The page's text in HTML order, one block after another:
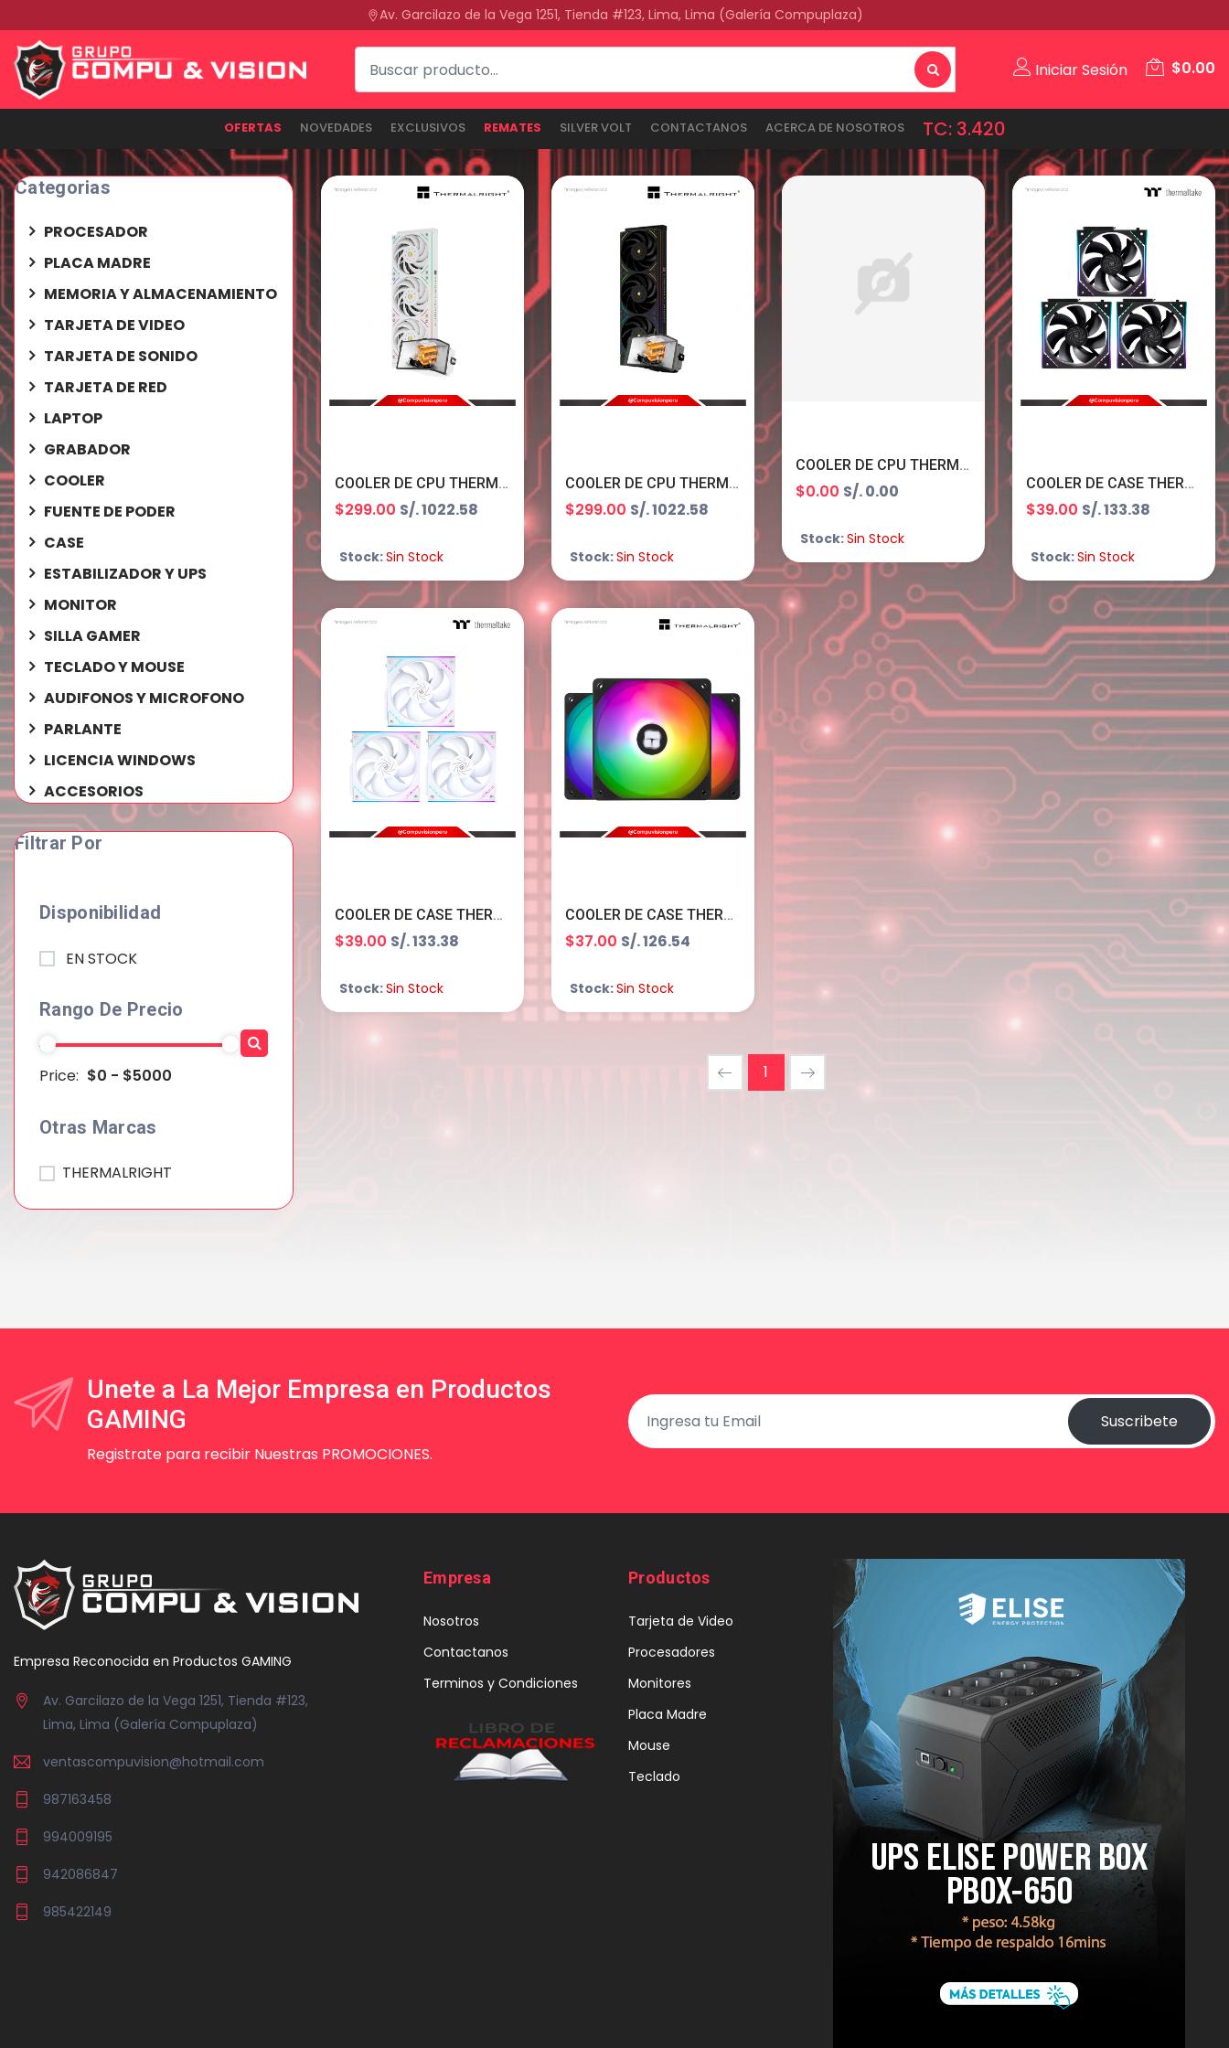
Av. Garcilazo de la Vega 1251, Tienda #123, Lima, Lima (Galería Compuplaza)
Iniciar Sesión $0.00
OFERTAS NOVEDADES EXCLUSIVOS REMATES SILVER VOLT CONTACTANOS ACERCA DE NOSOTROS TC: 3.420
COOLER DE CPU THERMALRIGHT WONDER VISION 360 UB ARGB WHITE AMOLED WV360 UB ARGB BLANCO B0FD3ZBH6N
$299.00 S/. 1022.58
Stock:Sin Stock
COOLER DE CPU THERMALRIGHT WONDER VISION 360 UB ARGB BLACK AMOLED WV360 UB ARGB BLANCO B0FD7HZSSY WV360 UB ARGB NEGRO
$299.00 S/. 1022.58
Stock:Sin Stock
COOLER DE CPU THERMALRIGHT PEERLESS ASSASSIN 120 SE AMD INTEL ALUMINIO PA120 SE
$0.00 S/. 0.00
Stock:Sin Stock
COOLER DE CASE THERMALRIGHT TL-M12QRX3 BLACK 3*1200 1500 RPM ARGB
$39.00 S/. 133.38
Stock:Sin Stock
COOLER DE CASE THERMALRIGHT TL-M12QWX3 WHITE 3*1200 2000 RPM ARGB
$39.00 S/. 133.38
Stock:Sin Stock
COOLER DE CASE THERMALRIGHT TL-C12C-S 3*120MM ARGB 4PINES 1500RPM B0BKP7S525
$37.00 S/. 126.54
Stock:Sin Stock
1
Categorias
PROCESADOR
PLACA MADRE
MEMORIA Y ALMACENAMIENTO
TARJETA DE VIDEO
TARJETA DE SONIDO
TARJETA DE RED
LAPTOP
GRABADOR
COOLER
FUENTE DE PODER
CASE
ESTABILIZADOR Y UPS
MONITOR
SILLA GAMER
TECLADO Y MOUSE
AUDIFONOS Y MICROFONO
PARLANTE
LICENCIA WINDOWS
ACCESORIOS
Filtrar Por
Disponibilidad
EN STOCK
Rango De Precio
Price: $0 - $5000
Otras Marcas
THERMALRIGHT
Unete a La Mejor Empresa en Productos
GAMING
Registrate para recibir Nuestras PROMOCIONES.
Suscribete
Empresa Reconocida en Productos GAMING
Av. Garcilazo de la Vega 1251, Tienda #123,
Lima, Lima (Galería Compuplaza)
ventascompuvision@hotmail.com
987163458
994009195
942086847
985422149
Empresa
Nosotros
Contactanos
Terminos y Condiciones
Productos
Tarjeta de Video
Procesadores
Monitores
Placa Madre
Mouse
Teclado